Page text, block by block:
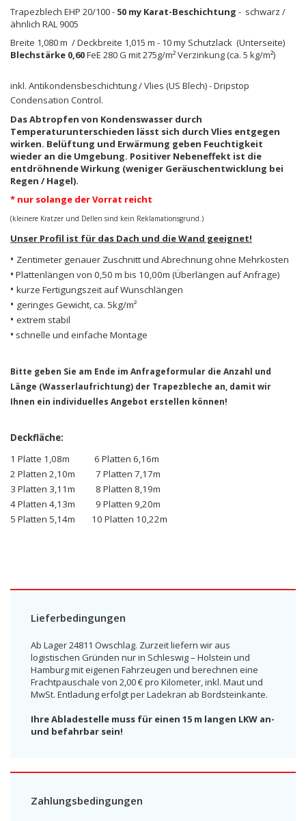
Trapezblech EHP 20/100 - 50 my Karat-Beschichtung - schwarz /
ähnlich RAL 9005
Breite 1,080 m / Deckbreite 1,015 m - 10 my Schutzlack (Unterseite)
Blechstärke 0,60FeE 280 G mit 275g/m² Verzinkung (ca. 5 kg/m²)
inkl. Antikondensbeschichtung / Vlies (US Blech) - Dripstop
Condensation Control.
Das Abtropfen von Kondenswasser durch
Temperaturunterschieden lässt sich durch Vlies entgegen
wirken. Belüftung und Erwärmung geben Feuchtigkeit
wieder an die Umgebung. Positiver Nebeneffekt ist die
entdröhnende Wirkung (weniger Geräuschentwicklung bei
Regen / Hagel).
* nur solange der Vorrat reicht
(kleinere Kratzer und Dellen sind kein Reklamationsgrund.)
Unser Profil ist für das Dach und die Wand geeignet!
• Zentimeter genauer Zuschnitt und Abrechnung ohne Mehrkosten
• Plattenlängen von 0,50 m bis 10,00m (Überlängen auf Anfrage)
• kurze Fertigungszeit auf Wunschlängen
• geringes Gewicht, ca. 5kg/m²
• extrem stabil
• schnelle und einfache Montage
Bitte geben Sie am Ende im Anfrageformular die Anzahl und
Länge (Wasserlaufrichtung) der Trapezbleche an, damit wir
Ihnen ein individuelles Angebot erstellen können!
Deckfläche:
1 Platte 1,08m 6 Platten 6,16m
2 Platten 2,10m 7 Platten 7,17m
3 Platten 3,11m 8 Platten 8,19m
4 Platten 4,13m 9 Platten 9,20m
5 Platten 5,14m 10 Platten 10,22m
Lieferbedingungen
Ab Lager 24811 Owschlag. Zurzeit liefern wir aus
logistischen Gründen nur in Schleswig – Holstein und
Hamburg mit eigenen Fahrzeugen und berechnen eine
Frachtpauschale von 2,00 € pro Kilometer, inkl. Maut und
MwSt. Entladung erfolgt per Ladekran ab Bordsteinkante.
Ihre Abladestelle muss für einen 15 m langen LKW an-
und befahrbar sein!
Zahlungsbedingungen